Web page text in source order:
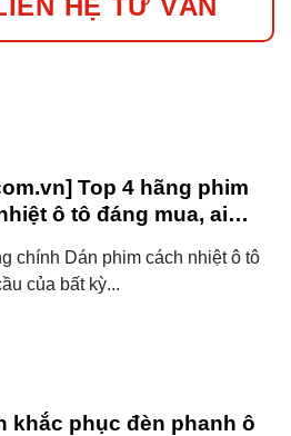
HỆ TƯ VẤN
Top 4 hãng phim
ô tô đáng mua, ai
chính Dán phim cách nhiệt ô tô
của bất kỳ...
khắc phục đèn phanh ô